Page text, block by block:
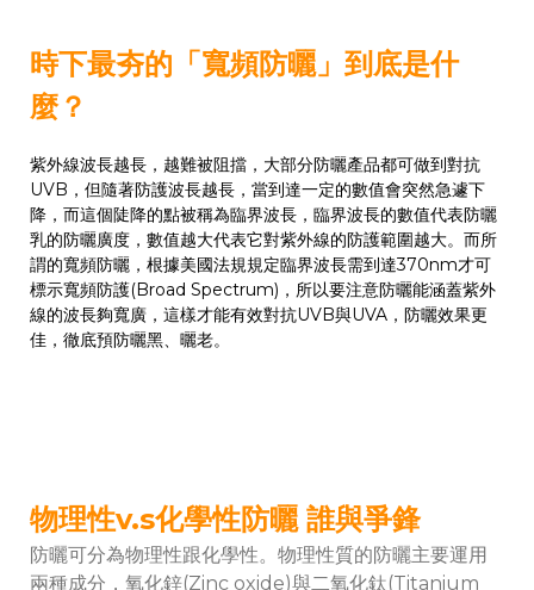
時下最夯的「寬頻防曬」到底是什
麼？
紫外線波長越長，越難被阻擋，大部分防曬產品都可做到對抗
UVB，但隨著防護波長越長，當到達一定的數值會突然急遽下
降，而這個陡降的點被稱為臨界波長，臨界波長的數值代表防曬
乳的防曬廣度，數值越大代表它對紫外線的防護範圍越大。而所
謂的寬頻防曬，根據美國法規規定臨界波長需到達370nm才可
標示寬頻防護(Broad Spectrum)，所以要注意防曬能涵蓋紫外
線的波長夠寬廣，這樣才能有效對抗UVB與UVA，防曬效果更
佳，徹底預防曬黑、曬老。
物理性v.s化學性防曬 誰與爭鋒
防曬可分為物理性跟化學性。物理性質的防曬主要運用
兩種成分，氧化鋅(Zinc oxide)與二氧化鈦(Titanium